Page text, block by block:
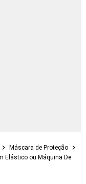
Máscara de Proteção
Elástico ou Máquina De